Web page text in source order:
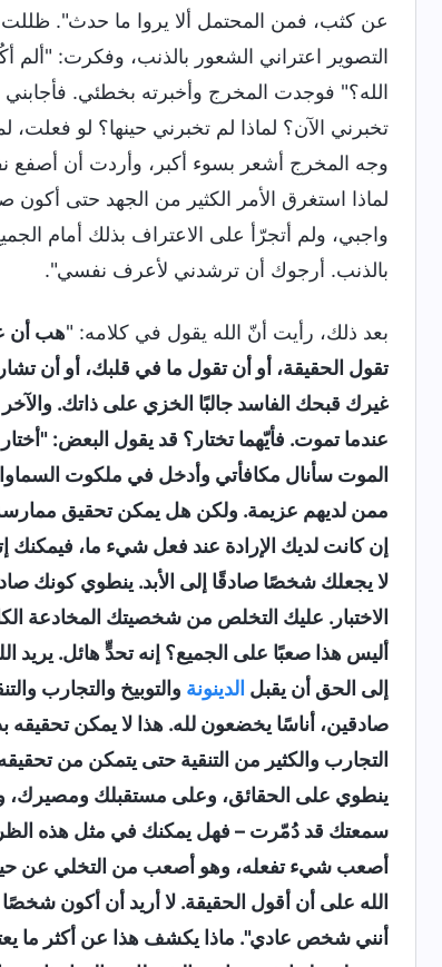
عن كثب، فمن المحتمل ألا يروا ما حدث". ظللت
التصوير اعتراني الشعور بالذنب، وفكرت:
الله؟" فوجدت المخرج وأخبرته بخطئي. فأجابني
تخبرني الآن؟ لماذا لم تخبرني حينها؟ لو
وجه المخرج أشعر بسوء أكبر، وأردت أن أصفع
لماذا استغرق الأمر الكثير من الجهد حتى أكون
واجبي، ولم أتجرّأ على الاعتراف بذلك أمام
بالذنب. أرجوك أن ترشدني لأعرف نفسي".
بعد ذلك، رأيت أنّ الله يقول في كلامه: "هب أن
تقول الحقيقة، أو أن تقول ما في قلبك، أو أن
غيرك قبحك الفاسد جالبًا الخزي على ذاتك.
عندما تموت. فأيّهما تختار؟ قد يقول البعض:
الموت سأنال مكافأتي وأدخل في ملكوت
ممن لديهم عزيمة. ولكن هل يمكن تحقيق
إن كانت لديك الإرادة عند فعل شيء ما،
لا يجعلك شخصًا صادقًا إلى الأبد. ينطوي
الاختبار. عليك التخلص من شخصيتك المخادعة
أليس هذا صعبًا على الجميع؟ إنه تحدٍّ هائل.
إلى الحق أن يقبل الدينونة والتوبيخ والتجارب
صادقين، أناسًا يخضعون لله. هذا لا يمكن تحقيقه
التجارب والكثير من التنقية حتى يتمكن من
ينطوي على الحقائق، وعلى مستقبلك ومصيرك،
سمعتك قد دُمّرت – فهل يمكنك في مثل هذه
أصعب شيء تفعله، وهو أصعب من التخلي عن
الله على أن أقول الحقيقة. لا أريد أن أكون
أنني شخص عادي". ماذا يكشف هذا عن أكثر ما